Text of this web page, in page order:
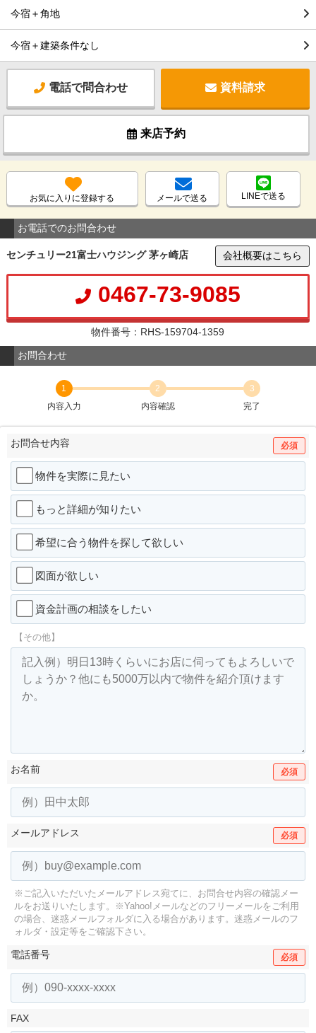
今宿＋角地
今宿＋建築条件なし
電話で問合わせ 資料請求
来店予約
お気に入りに登録する メールで送る LINEで送る
お電話でのお問合わせ
センチュリー21富士ハウジング 茅ヶ崎店 会社概要はこちら
0467-73-9085
物件番号：RHS-159704-1359
お問合わせ
1
内容入力
2
内容確認
3
完了
お問合せ内容 必須
物件を実際に見たい
もっと詳細が知りたい
希望に合う物件を探して欲しい
図面が欲しい
資金計画の相談をしたい
【その他】
お名前 必須
メールアドレス 必須
※ご記入いただいたメールアドレス宛てに、お問合せ内容の確認メー
ルをお送りいたします。
※Yahoo!メールなどのフリーメールをご利用
の場合、迷惑メールフォルダに入る場合があります。 迷惑メールのフ
ォルダ・設定等をご確認下さい。
電話番号 必須
FAX